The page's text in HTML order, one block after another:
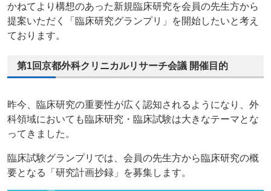
かねてより構想のあった新規臨床研究を会員の先生方から
提案いただく「臨床研究グランプリ」を開始したいと考え
ております。
第1回京都外科クリニカルリサーチ会議 開催目的
昨今、臨床研究の重要性が広く認知されるようになり、外
科領域においても臨床研究・臨床試験は大きなテーマとな
ってきました。
臨床試験グランプリでは、会員の先生方から臨床研究の概
要となる「研究計画抄録」を募集します。